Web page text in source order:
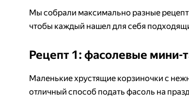
Мы собрали максимально разные
чтобы каждый нашел для себя
Рецепт 1: фасолевые мини-
Маленькие хрустящие корзиночки с
отличный способ подать фасоль на